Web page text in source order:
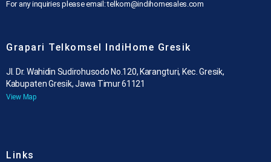
For any inquiries please email: telkom@indihomesales.com
Grapari Telkomsel IndiHome Gresik
Jl. Dr. Wahidin Sudirohusodo No.120, Karangturi, Kec. Gresik,
Kabupaten Gresik, Jawa Timur 61121
View Map
Links